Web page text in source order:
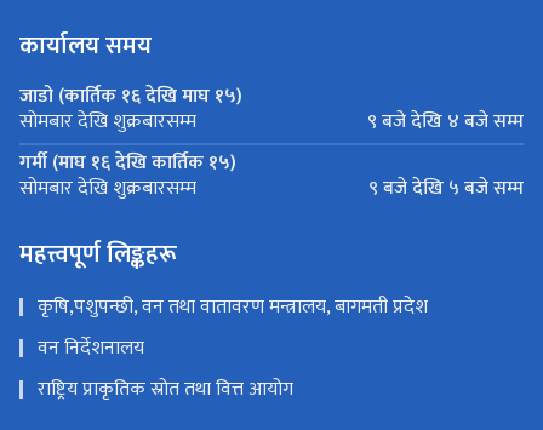
कार्यालय समय
जाडो (कार्तिक १६ देखि माघ १५)
सोमबार देखि शुक्रबारसम्म
९ बजे देखि ४ बजे सम्म
गर्मी (माघ १६ देखि कार्तिक १५)
सोमबार देखि शुक्रबारसम्म ९ बजे देखि ५ बजे सम्म
महत्त्वपूर्ण लिङ्कहरू
कृषि,पशुपन्छी, वन तथा वातावरण मन्त्रालय, बागमती प्रदेश
वन निर्देशनालय
राष्ट्रिय प्राकृतिक स्रोत तथा वित्त आयोग